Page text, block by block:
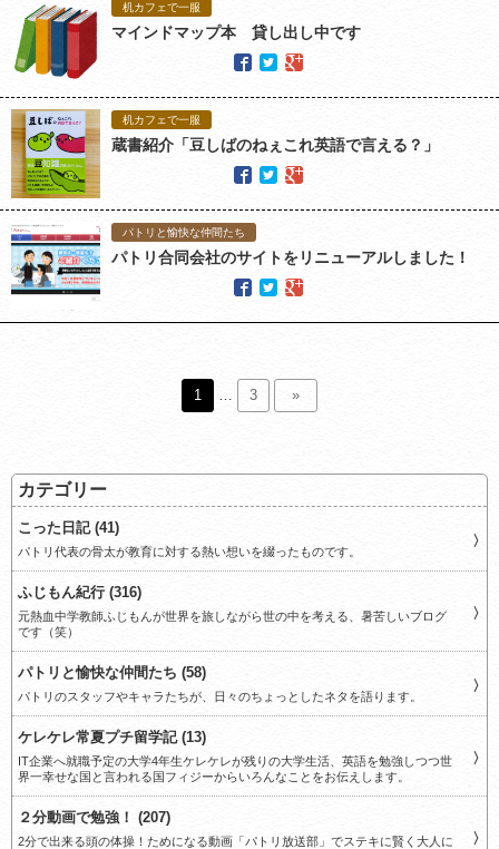
机カフェで一服
マインドマップ本 貸し出し中です
机カフェで一服
蔵書紹介「豆しばのねぇこれ英語で言える？」
パトリと愉快な仲間たち
パトリ合同会社のサイトをリニューアルしました！
1 … 3 »
カテゴリー
こった日記 (41)
パトリ代表の骨太が教育に対する熱い想いを綴ったものです。
ふじもん紀行 (316)
元熱血中学教師ふじもんが世界を旅しながら世の中を考える、暑苦しいブログ
です（笑）
パトリと愉快な仲間たち (58)
パトリのスタッフやキャラたちが、日々のちょっとしたネタを語ります。
ケレケレ常夏プチ留学記 (13)
IT企業へ就職予定の大学4年生ケレケレが残りの大学生活、英語を勉強しつつ世
界一幸せな国と言われる国フィジーからいろんなことをお伝えします。
２分動画で勉強！ (207)
2分で出来る頭の体操！ためになる動画「パトリ放送部」でステキに賢く大人に